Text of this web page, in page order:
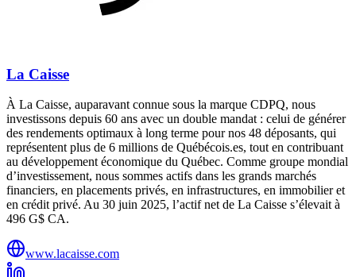
La Caisse
À La Caisse, auparavant connue sous la marque CDPQ, nous
investissons depuis 60 ans avec un double mandat : celui de générer
des rendements optimaux à long terme pour nos 48 déposants, qui
représentent plus de 6 millions de Québécois.es, tout en contribuant
au développement économique du Québec. Comme groupe mondial
d’investissement, nous sommes actifs dans les grands marchés
financiers, en placements privés, en infrastructures, en immobilier et
en crédit privé. Au 30 juin 2025, l’actif net de La Caisse s’élevait à
496 G$ CA.
www.lacaisse.com